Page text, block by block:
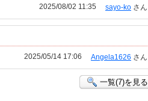
sayo-ko さん
2025/08/02 11:35
Angela1626 さん
2025/05/14 17:06
一覧(7)を見る